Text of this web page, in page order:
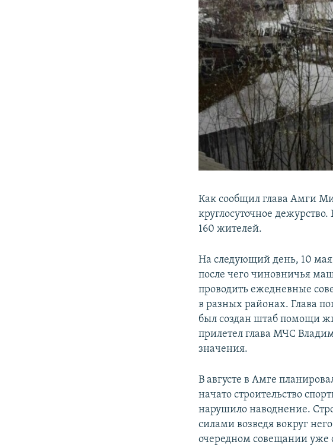
Как сообщил глава Амги
круглосуточное
160 жителей.
На следующий день, 10
после чего чиновничья
проводить ежедневные
в разных районах. Глава
был создан штаб помощи
прилетел глава МЧС
значения.
В августе в Амге
начато строительство
нарушило наводнение.
силами возведя вокруг
очередном совещании уже